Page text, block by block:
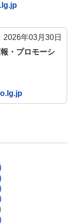
2026年03月30日
・プロモーシ